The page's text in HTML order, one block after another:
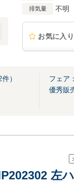
排気量 不明
お気に入
件）
フェア
優秀販
左